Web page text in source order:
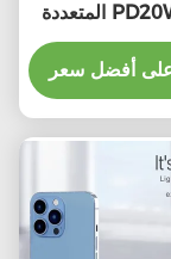
المتعددة PD20W بطاقة
سريع
أفضل سعر